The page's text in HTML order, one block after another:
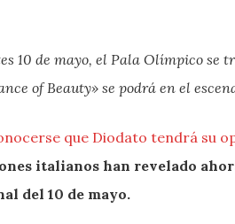
10 de mayo, el Pala Olímpico se
of Beauty» se podrá en el
que Diodato tendrá su
italianos han revelado
del 10 de mayo.